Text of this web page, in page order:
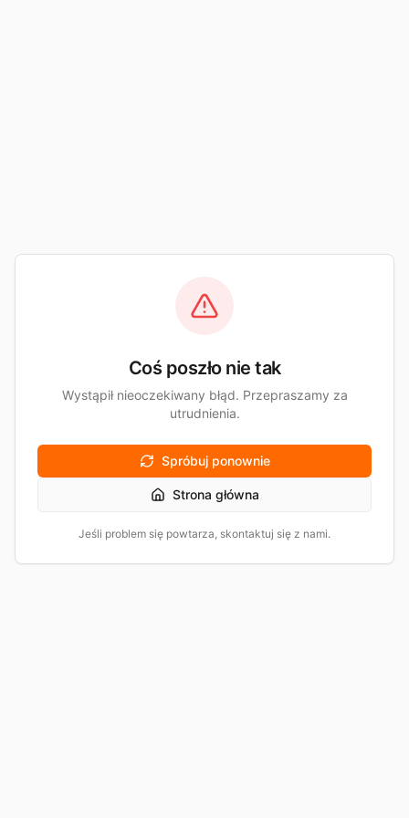
Coś poszło nie tak
Wystąpił nieoczekiwany błąd. Przepraszamy za
utrudnienia.
Spróbuj ponownie
Strona główna
Jeśli problem się powtarza, skontaktuj się z nami.